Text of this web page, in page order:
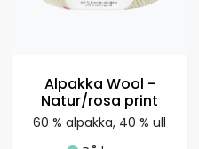
Alpakka Wool -
Natur/rosa print
60 % alpakka, 40 % ull